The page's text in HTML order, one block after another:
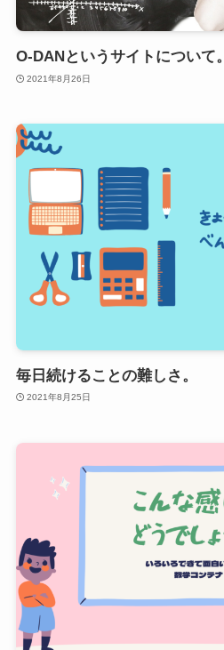
O-DANというサイトについて。
2021年8月26日
毎日続けることの難しさ。
2021年8月25日